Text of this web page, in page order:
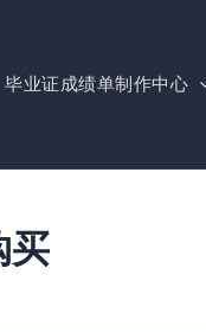
毕业证成绩单制作中心
买